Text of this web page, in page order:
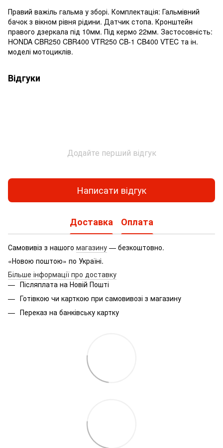
Правий важіль гальма у зборі. Комплектація: Гальмівний
бачок з вікном рівня рідини. Датчик стопа. Кронштейн
правого дзеркала під 10мм. Під кермо 22мм. Застосовність:
HONDA CBR250 CBR400 VTR250 CB-1 CB400 VTEC та ін.
моделі мотоциклів.
Відгуки
Додайте перший відгук
Написати відгук
Доставка Оплата
Самовивіз з нашого магазину — безкоштовно.
«Новою поштою» по Україні.
Більше інформації про доставку
Післяплата на Новій Пошті
Готівкою чи карткою при самовивозі з магазину
Переказ на банківську картку